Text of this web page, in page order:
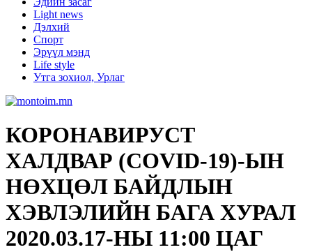
Light news
Дэлхий
Спорт
Эрүүл мэнд
Life style
Утга зохиол, Урлаг
КОРОНАВИРУСТ
ХАЛДВАР (COVID-19)-ЫН
НӨХЦӨЛ БАЙДЛЫН
ХЭВЛЭЛИЙН БАГА ХУРАЛ
2020.03.17-НЫ 11:00 ЦАГ